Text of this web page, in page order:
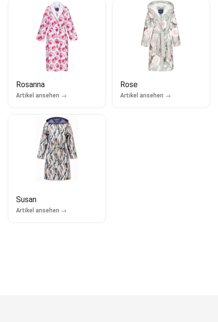
Rosanna
Artikel ansehen →
Rose
Artikel ansehen →
Susan
Artikel ansehen →